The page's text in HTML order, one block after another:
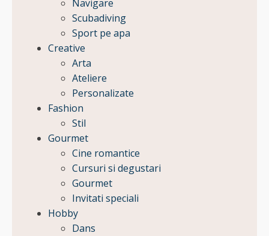
Navigare
Scubadiving
Sport pe apa
Creative
Arta
Ateliere
Personalizate
Fashion
Stil
Gourmet
Cine romantice
Cursuri si degustari
Gourmet
Invitati speciali
Hobby
Dans